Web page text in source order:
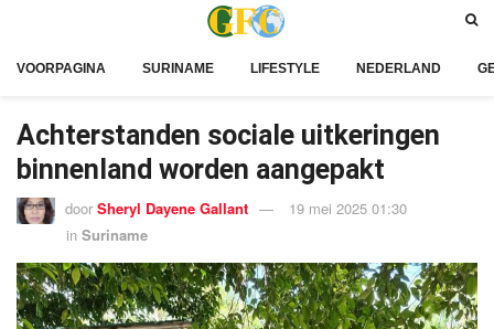
VOORPAGINA SURINAME LIFESTYLE NEDERLAND
Achterstanden sociale uitkeringen
binnenland worden aangepakt
door Sheryl Dayene Gallant
19 mei 2025 01:30
in Suriname